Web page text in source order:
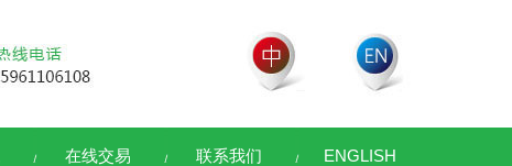
在线交易 联系我们 ENGLISH